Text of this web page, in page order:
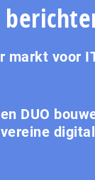
markt voor
DUO